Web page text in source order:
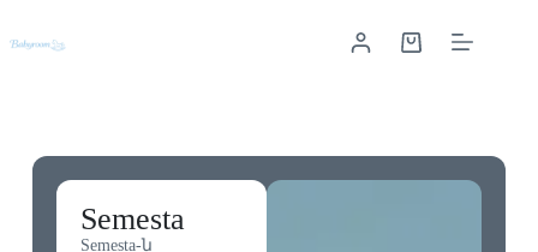
Semesta
Semesta-ն